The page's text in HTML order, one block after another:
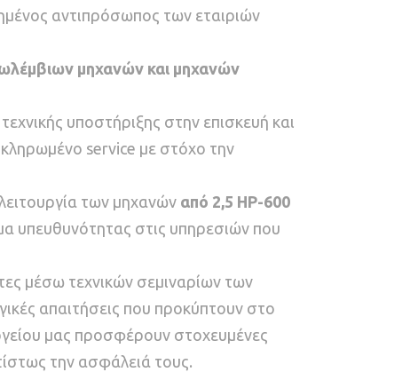
αντιπρόσωπος των εταιριών
μηχανών και μηχανών
υποστήριξης στην επισκευή και
service με στόχο την
των μηχανών από 2,5 HP-600
υπευθυνότητας στις υπηρεσιών που
μέσω τεχνικών σεμιναρίων των
απαιτήσεις που προκύπτουν στο
μας προσφέρουν στοχευμένες
την ασφάλειά τους.